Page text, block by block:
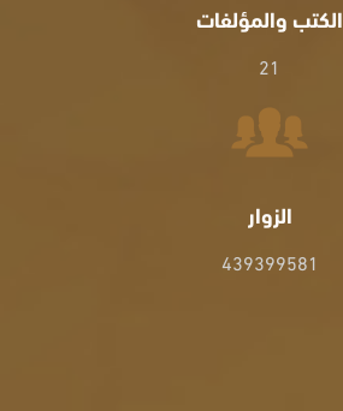
الكتب والمؤلفات
21
الزوار
439399581